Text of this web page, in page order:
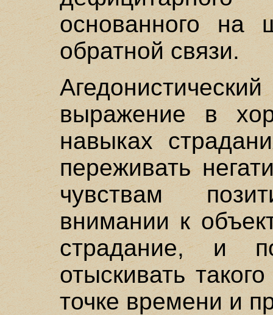
основанного на
обратной связи.
выражение в
навыках
переживать
чувствам
внимании к
страдание, и
отыскивать
точке времени и